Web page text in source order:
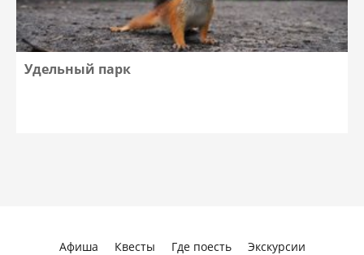
Удельный парк
Афиша Квесты Где поесть
Экскурсии